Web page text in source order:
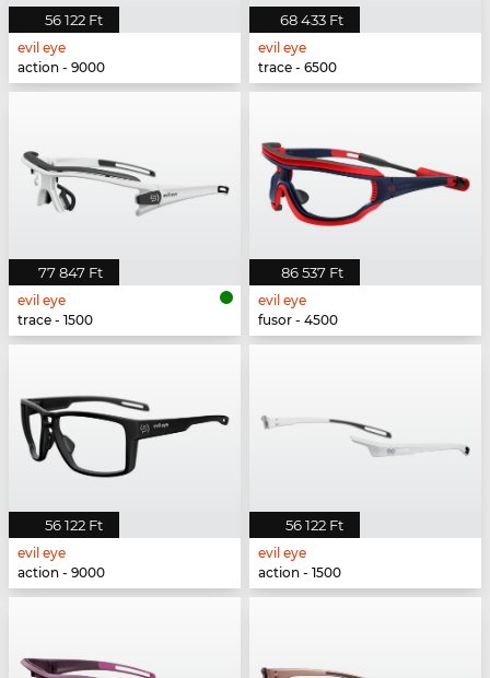
56 122 Ft
evil eye
action - 9000
68 433 Ft
evil eye
trace - 6500
77 847 Ft
evil eye
trace - 1500
86 537 Ft
evil eye
fusor - 4500
56 122 Ft
evil eye
action - 9000
56 122 Ft
evil eye
action - 1500